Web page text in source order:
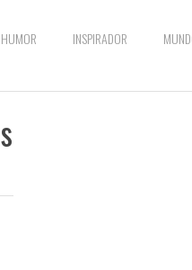
HUMOR INSPIRADOR